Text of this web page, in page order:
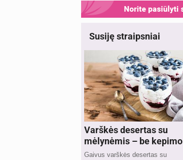
Susiję straipsniai
Varškės desertas su
mėlynėmis – be kepimo
Gaivus varškės desertas su